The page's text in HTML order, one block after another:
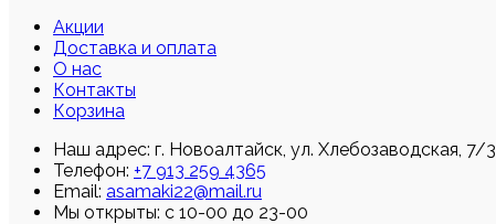
Акции
Доставка и оплата
О нас
Контакты
Корзина
Наш адрес: г. Новоалтайск, ул. Хлебозаводская, 7/3
Телефон: +7 913 259 4365
Email: asamaki22@mail.ru
Мы открыты: с 10-00 до 23-00